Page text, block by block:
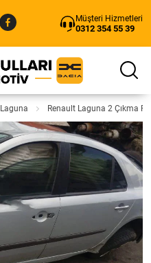
Müşteri Hizmetleri
0312 354 55 39
Laguna Renault Laguna 2 Çıkma